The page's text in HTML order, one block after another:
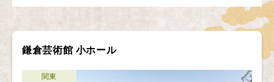
鎌倉芸術館 小ホール
関東